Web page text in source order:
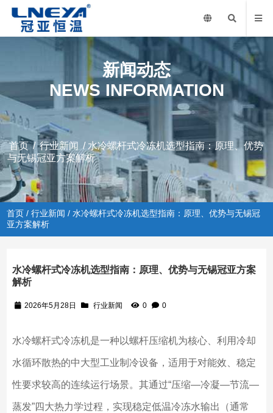
新闻动态
NEWS INFORMATION
首页/行业新闻 / 水冷螺杆式冷冻机选型指南：原理、优势
与无锡冠亚方案解析
首页 /行业新闻 / 水冷螺杆式冷冻机选型指南：原理、优势与无锡冠
亚方案解析
水冷螺杆式冷冻机选型指南：原理、优势与无锡冠亚方案
解析
2026年5月28日 行业新闻 0 0
水冷螺杆式冷冻机是一种以螺杆压缩机为核心、利用冷却
水循环散热的中大型工业制冷设备，适用于对能效、稳定
性要求较高的连续运行场景。其通过“压缩—冷凝—节流—
蒸发”四大热力学过程，实现稳定低温冷冻水输出（通常